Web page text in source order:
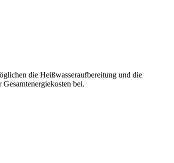
die Heißwasseraufbereitung und die
bei.